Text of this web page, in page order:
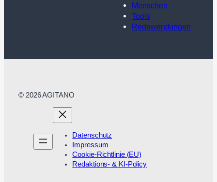
Menschen
Tools
Redewendungen
© 2026 AGITANO
Datenschutz
Impressum
Cookie-Richtlinie (EU)
Redaktions- & KI-Policy